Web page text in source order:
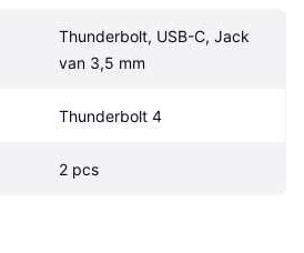
Thunderbolt, USB-C, Jack
van 3,5 mm
Thunderbolt 4
2 pcs